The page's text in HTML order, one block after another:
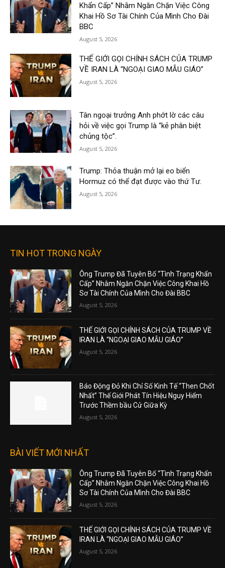
Khẩn Cấp” Nhằm Ngăn Chặn Việc Công
Khai Hồ Sơ Tài Chính Của Mình Cho Đài
BBC
August 5, 2026
THẾ GIỚI GỌI CHÍNH SÁCH CỦA TRUMP
VỀ IRAN LÀ “NGOẠI GIAO MẪU GIÁO”
August 5, 2026
Tân ngoại trưởng Anh phớt lờ các câu
hỏi về việc gọi Trump là “kẻ phân biệt
chủng tộc”.
August 5, 2026
Trump: Thỏa thuận mở lại eo biển
Hormuz có thể đạt được vào thứ Tư.
August 5, 2026
TIN HOT TRONG NGÀY
Ông Trump Đã Tuyên Bố “Tình Trạng Khẩn
Cấp” Nhằm Ngăn Chặn Việc Công Khai Hồ
Sơ Tài Chính Của Mình Cho Đài BBC
August 5, 2026
THẾ GIỚI GỌI CHÍNH SÁCH CỦA TRUMP VỀ
IRAN LÀ “NGOẠI GIAO MẪU GIÁO”
August 5, 2026
Báo Động Đỏ Khi Chỉ Số Kinh Tế “Then Chốt
Nhất” Thế Giới Phát Tín Hiệu Nguy Hiểm
Trước Thềm bầu Cử Giữa Kỳ
August 5, 2026
BÀI VIẾT MỚI NHẤT
Ông Trump Đã Tuyên Bố “Tình Trạng Khẩn
Cấp” Nhằm Ngăn Chặn Việc Công Khai Hồ
Sơ Tài Chính Của Mình Cho Đài BBC
August 5, 2026
THẾ GIỚI GỌI CHÍNH SÁCH CỦA TRUMP VỀ
IRAN LÀ “NGOẠI GIAO MẪU GIÁO”
August 5, 2026